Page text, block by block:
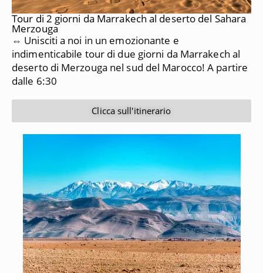
Tour di 2 giorni da Marrakech al deserto del Sahara
Merzouga
⇔ Unisciti a noi in un emozionante e
indimenticabile tour di due giorni da Marrakech al
deserto di Merzouga nel sud del Marocco! A partire
dalle 6:30
Clicca sull'itinerario